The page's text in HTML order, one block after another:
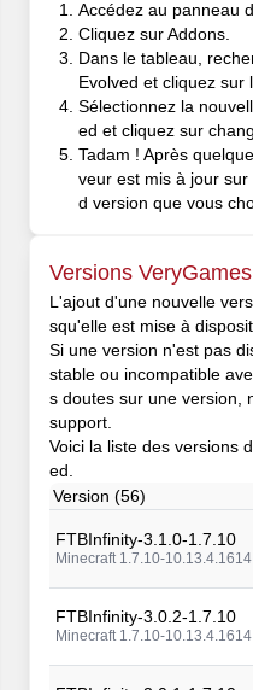
Accédez au panneau
Cliquez sur Addons.
Dans le tableau,
Evolved et cliquez sur
Sélectionnez la
ed et cliquez sur
Tadam ! Après
veur est mis à jour
d version que vous
Versions
L'ajout d'une nouvelle
squ'elle est mise à
Si une version n'est pas
stable ou incompatible
s doutes sur une version,
support.
Voici la liste des versions
ed.
Version (56)
FTBInfinity-3.1.0-1.7.10
Minecraft 1.7.10-10.13.4.1614
FTBInfinity-3.0.2-1.7.10
Minecraft 1.7.10-10.13.4.1614